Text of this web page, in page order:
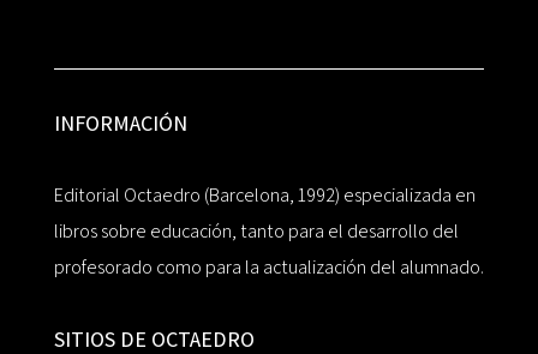
INFORMACIÓN
Editorial Octaedro (Barcelona, 1992) especializada en
libros sobre educación, tanto para el desarrollo del
profesorado como para la actualización del alumnado.
SITIOS DE OCTAEDRO